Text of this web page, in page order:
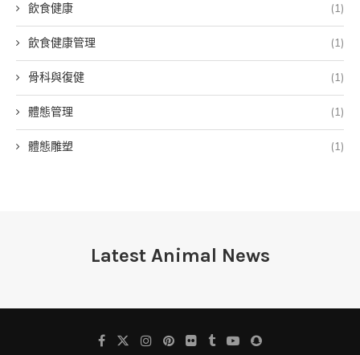
飲食健康 (1)
飲食健康管理 (1)
骨科與復健 (1)
體態管理 (1)
體態雕塑 (1)
Latest Animal News